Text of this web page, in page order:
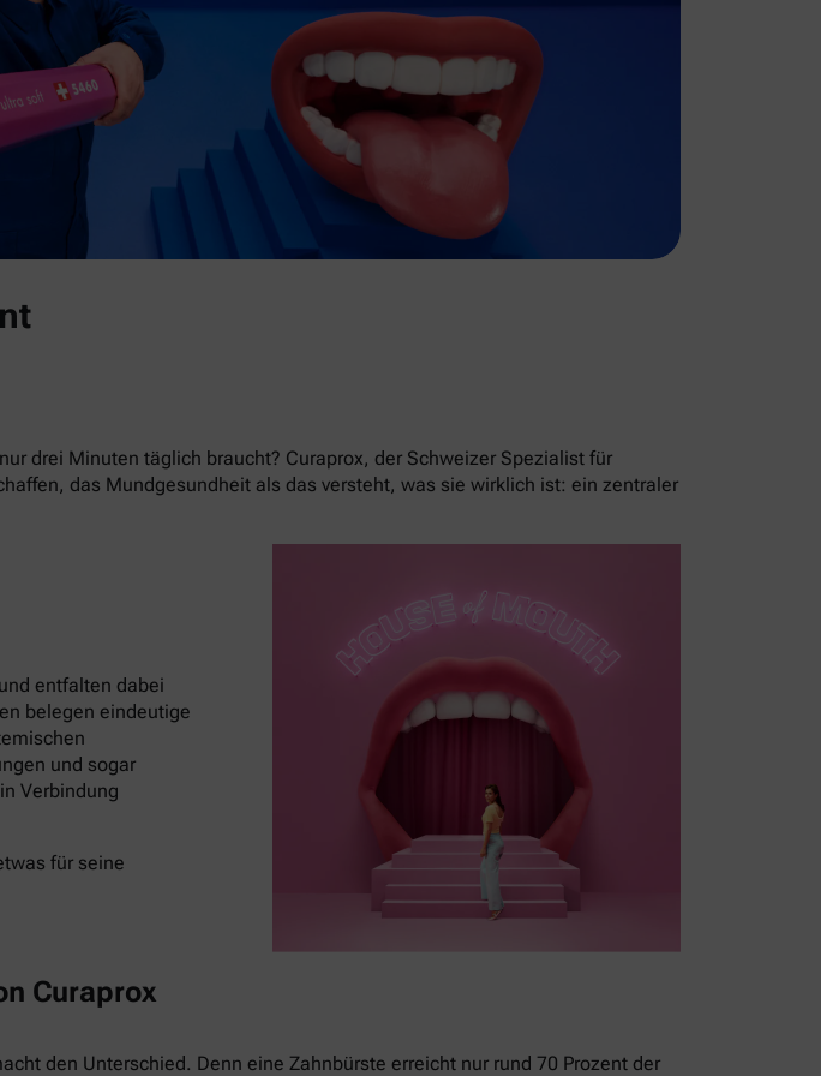
drei Minuten täglich braucht? Curaprox, der Schweizer Spezialist für
das Mundgesundheit als das versteht, was sie wirklich ist: ein zentraler
entfalten dabei
belegen eindeutige
und sogar
Verbindung
für seine
Curaprox
den Unterschied. Denn eine Zahnbürste erreicht nur rund 70 Prozent der